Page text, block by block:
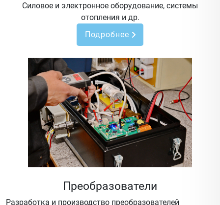
Силовое и электронное оборудование, системы
отопления и др.
Подробнее
Преобразователи
Разработка и производство преобразователей